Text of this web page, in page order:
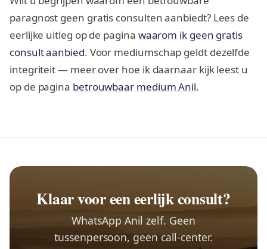
paragnost geen gratis consulten aanbiedt? Lees de
eerlijke uitleg op de pagina waarom ik geen gratis
consult aanbied. Voor mediumschap geldt dezelfde
integriteit — meer over hoe ik daarnaar kijk leest u
op de pagina betrouwbaar medium Anil.
Klaar voor een eerlijk consult?
WhatsApp Anil zelf. Geen
tussenpersoon, geen call-center.